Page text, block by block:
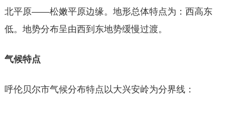
北平原——松嫩平原边缘。地形总体特点为：西高东
低。地势分布呈由西到东地势缓慢过渡。
气候特点
呼伦贝尔市气候分布特点以大兴安岭为分界线：